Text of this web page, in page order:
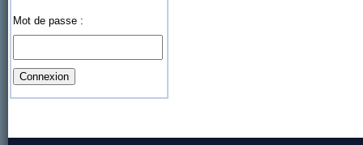
Mot de passe :